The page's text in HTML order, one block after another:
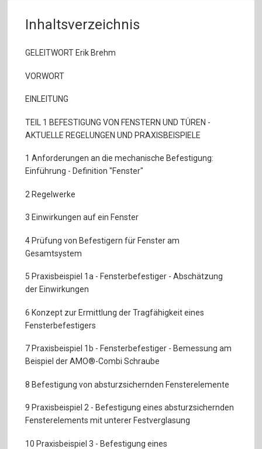
Inhaltsverzeichnis
GELEITWORT Erik Brehm
VORWORT
EINLEITUNG
TEIL 1 BEFESTIGUNG VON FENSTERN UND TÜREN -
AKTUELLE REGELUNGEN UND PRAXISBEISPIELE
1 Anforderungen an die mechanische Befestigung:
Einführung - Definition "Fenster"
2 Regelwerke
3 Einwirkungen auf ein Fenster
4 Prüfung von Befestigern für Fenster am
Gesamtsystem
5 Praxisbeispiel 1a - Fensterbefestiger - Abschätzung
der Einwirkungen
6 Konzept zur Ermittlung der Tragfähigkeit eines
Fensterbefestigers
7 Praxisbeispiel 1b - Fensterbefestiger - Bemessung am
Beispiel der AMO®-Combi Schraube
8 Befestigung von absturzsichernden Fensterelemente
9 Praxisbeispiel 2 - Befestigung eines absturzsichernden
Fensterelements mit unterer Festverglasung
10 Praxisbeispiel 3 - Befestigung eines